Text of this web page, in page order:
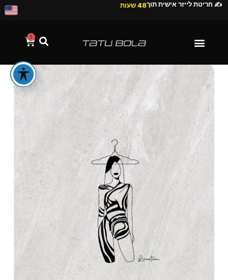
✍️ חריטת לייזר אישית תוך48 שעות
0